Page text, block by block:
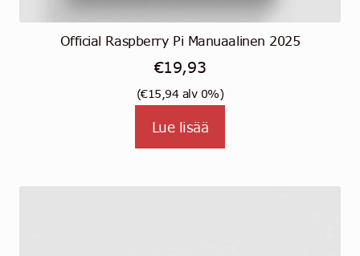
Official Raspberry Pi Manuaalinen 2025
€19,93
(€15,94alv 0%)
Lue lisää